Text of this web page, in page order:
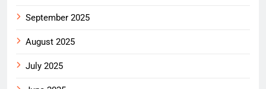
September 2025
August 2025
July 2025